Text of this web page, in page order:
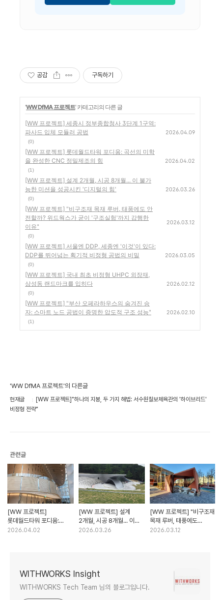
공감 구독하기
'WW DfMA 프로젝트' 카테고리의 다른 글
[WW 프로젝트] 세종시 정부종합청사 3단계 1구역:
파사드 입체 모듈러 공법
(0)
2026.04.09
[WW 프로젝트] 롯데월드타워 포디움: 곡선의 미학
을 완성한 CNC 정밀제조의 힘
(1)
2026.04.02
[WW 프로젝트] 설계 2개월, 시공 8개월... 이 불가
능한 미션을 성공시킨 '디지털의 힘'
(0)
2026.03.26
[WW 프로젝트] "비구조재 목재 루버, 태풍에도 안
전할까? 위드웍스가 굳이 '구조실험'까지 감행한
이유"
(0)
2026.03.12
[WW 프로젝트] 서울엔 DDP, 세종엔 '이것'이 있다:
DDP를 뛰어넘는 획기적 비정형 공법의 비밀
(0)
2026.03.05
[WW 프로젝트] 국내 최초 비정형 UHPC 외장재,
삼성동 랜드마크를 입히다
(0)
2026.02.12
[WW 프로젝트] "부산 오페라하우스의 숨겨진 승
자: 스마트 노드 공법이 증명한 압도적 구조 성능"
(1)
2026.02.10
'WW DfMA 프로젝트'의 다른글
현재글
[WW 프로젝트]"하나의 지붕, 두 가지 해법: 서수원칠보체육관의 '하이브리드'
비정형 전략"
관련글
[WW 프로젝트]
롯데월드타워 포디움:
곡선의 미학을 완성한 CNC
2026.04.02
[WW 프로젝트] 설계
2개월, 시공 8개월... 이
불가능한 미션을 성공시킨
2026.03.26
[WW 프로젝트] "비구조재
목재 루버, 태풍에도
안전할까? 위드웍스가 굳이
2026.03.12
WITHWORKS Insight
WITHWORKS Tech Team 님의 블로그입니다.